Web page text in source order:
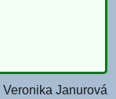
Veronika Janurová